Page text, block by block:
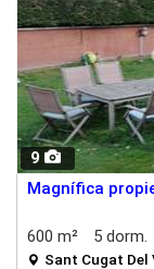
9
Magnífica
600 m² 5 dorm.
Sant Cugat Del